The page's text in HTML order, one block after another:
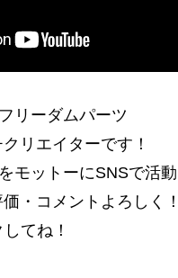
リーダムパーツ
リエイターです！
モットーにSNSで活
・コメントよろしく！
てね！